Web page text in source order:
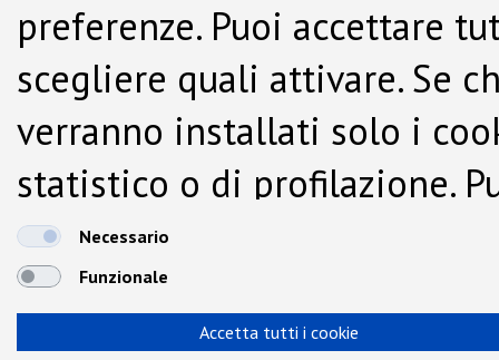
preferenze. Puoi accettare
scegliere quali attivare. Se
verranno installati solo i
statistico o di profilazione.
dalla Cookie Policy.
Necessario
Funzionale
Accetta tutti i cookie